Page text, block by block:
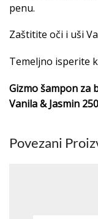
penu.
Zaštitite oči i uši
Temeljno isperite
Gizmo šampon za
Vanila & Jasmin
Povezani